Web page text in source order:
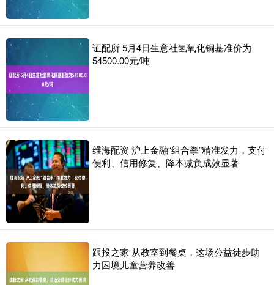
证配所 5月4日生意社氢氧化铜基准价为
54500.00元/吨
维海配资 沪上金融“组合拳”精准发力，支付
便利、信用修复、降本减负成效显著
跟投之家 从教室到餐桌，这场公益徒步助
力困境儿童营养改善